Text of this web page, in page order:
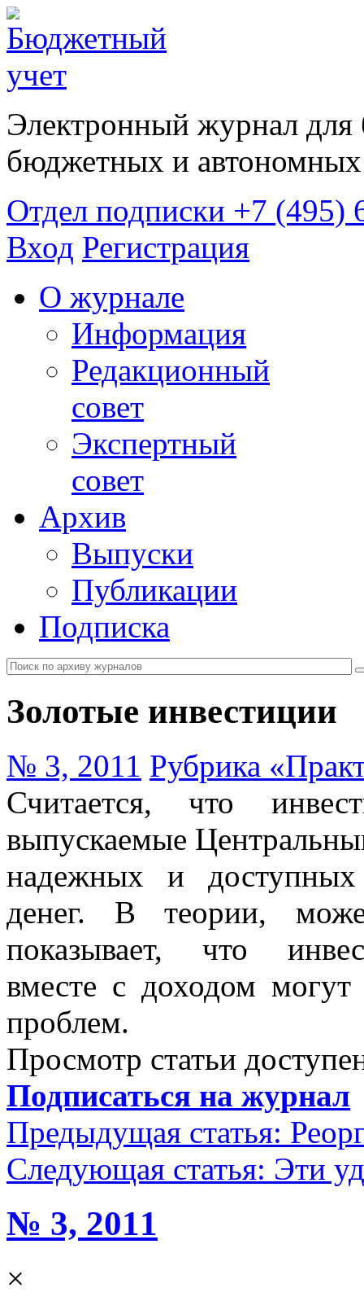
Электронный журнал для
бюджетных и
Отдел подписки +7 (495)
Вход Регистрация
О журнале
Информация
Редакционный
совет
Экспертный
совет
Архив
Выпуски
Публикации
Подписка
Золотые инвестиции
№ 3, 2011 Рубрика
Считается, что
выпускаемые
надежных и доступных
денег. В теории,
показывает, что
вместе с доходом
проблем.
Просмотр статьи
Подписаться на журнал
Предыдущая статья:
Следующая статья: Эти
№ 3, 2011
×